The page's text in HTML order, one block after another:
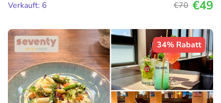
Verkauft: 6
€70 €49
34% Rabatt